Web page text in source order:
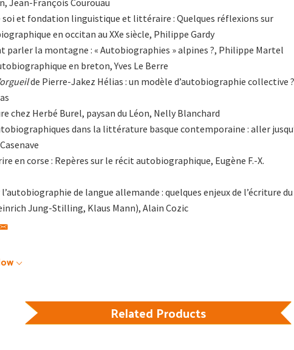
Jean-François Courouau
soi et fondation linguistique et littéraire : Quelques réflexions sur
en occitan au XXe siècle, Philippe Gardy
parler la montagne : « Autobiographies » alpines ?, Philippe Martel
en breton, Yves Le Berre
de Pierre-Jakez Hélias : un modèle d’autobiographie collective
chez Herbé Burel, paysan du Léon, Nelly Blanchard
dans la littérature basque contemporaine : aller
en corse : Repères sur le récit autobiographique, Eugène F.-X.
l’autobiographie de langue allemande : quelques enjeux de l’écriture du
Jung-Stilling, Klaus Mann), Alain Cozic
Related Products